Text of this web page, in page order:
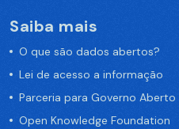
Saiba mais
O que são dados abertos?
Lei de acesso a informação
Parceria para Governo Aberto
Open Knowledge Foundation